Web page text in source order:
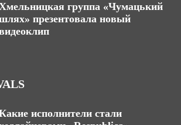
группа «Чумацький
презентовала новый
исполнители стали